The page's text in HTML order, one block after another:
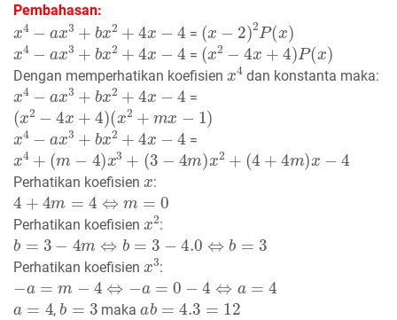
Pembahasan:
4 + 2 +4 4
=
( )2P(x)
x4 x3+ b 2+4 x −4
=
(x2 4x +4 )P(x)
Dengan memperhatikan koefisien
4
dan konstanta maka:
x4−ax3+bx2+4x−4
=
(x 2 4x+ ) (x2+ m x−
x4 3+ b 2+4x 4
=
x4 m− ) 3+ ( 3 4m 2 ( + m) x
Perhatikan koefisien
x
:
4+4m=4⇔m=0
Perhatikan koefisien
2
:
b =3−4m⇔b=3−4.0⇔ = 3
Perhatikan koefisien
3
:
− a=m−4⇔−a=0− 4⇔ =
=4
,
b=
maka
ab 4.3 = 12